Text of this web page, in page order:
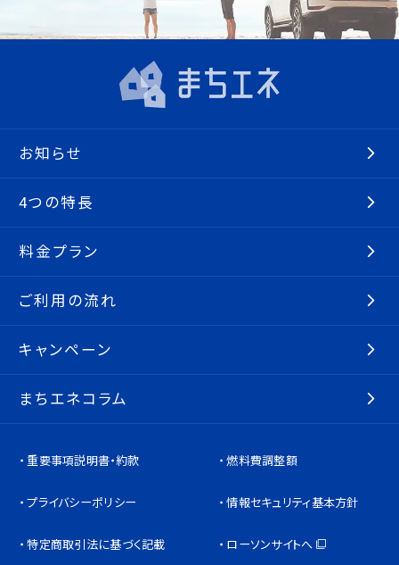
お知らせ
4つの特長
料金プラン
ご利用の流れ
キャンペーン
まちエネコラム
重要事項説明書・約款 燃料費調整額
プライバシーポリシー 情報セキュリティ基本方針
特定商取引法に基づく記載 ローソンサイトへ